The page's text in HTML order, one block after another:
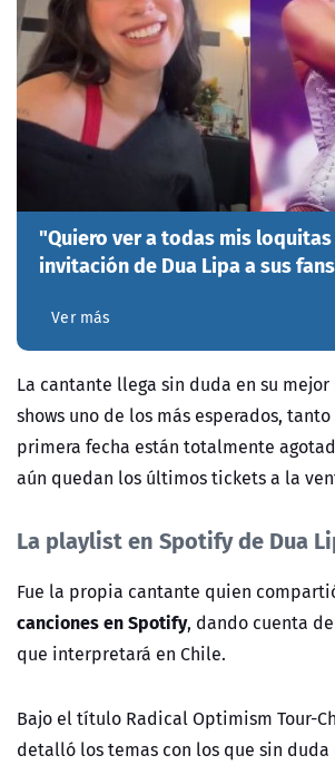
"Quiero ver a todas mis
invitación de Dua Lipa a sus
Ver más
La cantante llega sin duda en su
shows uno de los más esperados,
primera fecha están totalmente
aún quedan los últimos tickets a la
La playlist en Spotify de Dua
Fue la propia cantante quien
canciones en Spotify, dando cuenta
que interpretará en Chile.
Bajo el título Radical Optimism Tour-
detalló los temas con los que sin